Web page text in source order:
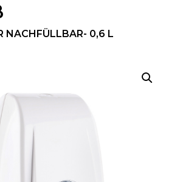
NACHFÜLLBAR- 0,6 L